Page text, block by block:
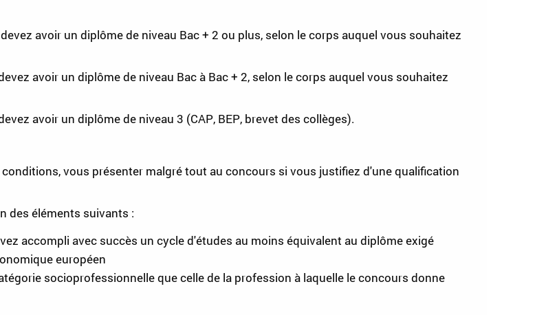
avoir un diplôme de niveau Bac + 2 ou plus, selon le corps auquel vous souhaitez
avoir un diplôme de niveau Bac à Bac + 2, selon le corps auquel vous souhaitez
avoir un diplôme de niveau 3 (CAP, BEP, brevet des collèges).
vous présenter malgré tout au concours si vous justifiez d'une qualification
des éléments suivants :
accompli avec succès un cycle d'études au moins équivalent au diplôme exigé
européen
socioprofessionnelle que celle de la profession à laquelle le concours donne